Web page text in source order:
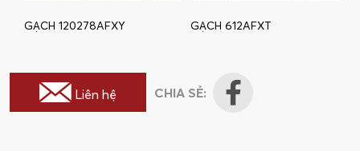
GẠCH 120278AFXY GẠCH 612AFXT
Liên hệ CHIA SẺ: